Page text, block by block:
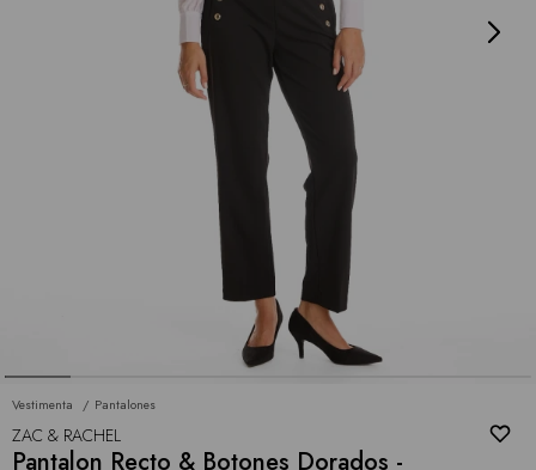
Vestimenta Pantalones
ZAC & RACHEL
Pantalon Recto & Botones Dorados -